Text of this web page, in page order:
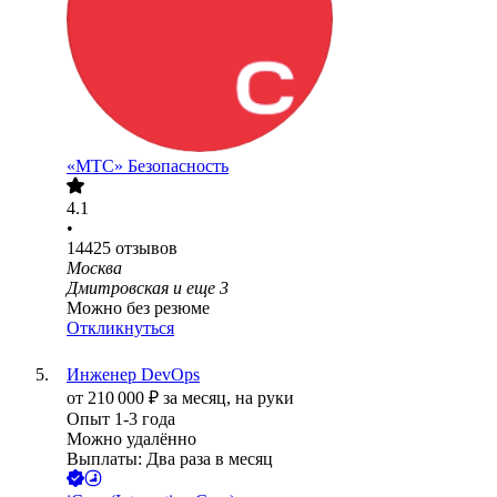
«МТС» Безопасность
4.1
•
14425 отзывов
Москва
Дмитровская и еще 3
Можно без резюме
Откликнуться
Инженер DevOps
от 210 000 ₽ за месяц, на руки
Опыт 1-3 года
Можно удалённо
Выплаты: Два раза в месяц